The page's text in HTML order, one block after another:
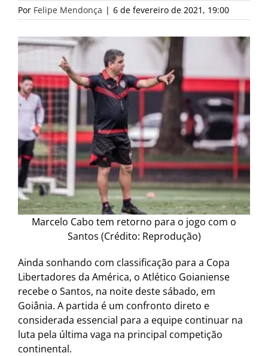
Por Felipe Mendonça | 6 de fevereiro de 2021, 19:00
Marcelo Cabo tem retorno para o jogo com o
Santos (Crédito: Reprodução)
Ainda sonhando com classificação para a Copa
Libertadores da América, o Atlético Goianiense
recebe o Santos, na noite deste sábado, em
Goiânia. A partida é um confronto direto e
considerada essencial para a equipe continuar na
luta pela última vaga na principal competição
continental.